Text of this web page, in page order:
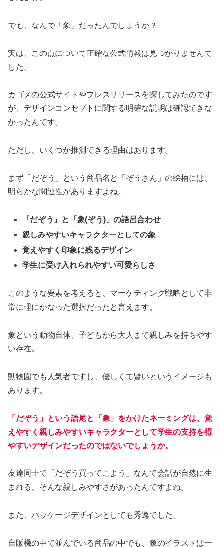
でも、なんで「象」だったんでしょうか？
実は、この点について正確な公式情報は見つかりませんで
した。
カゴメの公式サイトやプレスリリースを探してみたのです
が、デザインコンセプトに関する明確な説明は確認できな
かったんです。
ただし、いくつか推測できる理由はあります。
まず「だぞう」という商品名と「ぞうさん」の絵柄には、
明らかな関連性がありますよね。
「だぞう」と「象(ぞう)」の語呂合わせ
親しみやすいキャラクターとしての象
覚えやすく印象に残るデザイン
学生に受け入れられやすい可愛らしさ
このような要素を考えると、マーケティング戦略として非
常に理にかなった選択だったと言えます。
象という動物自体、子どもから大人まで親しみを持ちやす
い存在。
動物園でも人気者ですし、優しくて賢いというイメージも
あります。
「だぞう」という語尾と「象」をかけたネーミングは、覚
えやすく親しみやすいキャラクターとして学生の支持を得
やすいデザインだったのではないでしょうか。
友達同士で「だぞう買ってこよう」なんて会話が自然に生
まれる、そんな親しみやすさがあったんですよね。
また、パッケージデザインとしても秀逸でした。
自販機の中で並んでいる商品の中でも、象のイラストは一